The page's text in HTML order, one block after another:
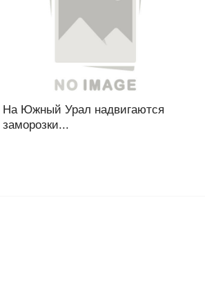
На Южный Урал надвигаются
заморозки...